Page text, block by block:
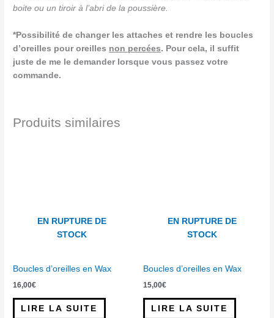
boite ou un tiroir à l’abri de la poussière.
*Possibilité de changer les attaches et rendre les boucles
d’oreilles pour oreilles non percées. Pour cela, il suffit
juste de me le demander lorsque vous passez votre
commande.
Produits similaires
EN RUPTURE DE
STOCK
Boucles d’oreilles en Wax
16,00€
LIRE LA SUITE
EN RUPTURE DE
STOCK
Boucles d’oreilles en Wax
15,00€
LIRE LA SUITE